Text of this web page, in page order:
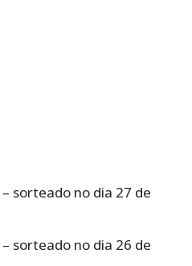
– sorteado no dia 27 de
– sorteado no dia 26 de